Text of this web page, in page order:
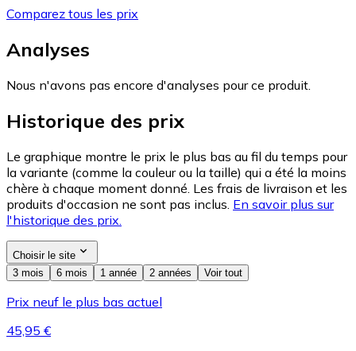
Comparez tous les prix
Analyses
Nous n'avons pas encore d'analyses pour ce produit.
Historique des prix
Le graphique montre le prix le plus bas au fil du temps pour
la variante (comme la couleur ou la taille) qui a été la moins
chère à chaque moment donné. Les frais de livraison et les
produits d'occasion ne sont pas inclus. En savoir plus sur
l'historique des prix.
Choisir le site
3 mois
6 mois 1 année 2 années Voir tout
Prix neuf le plus bas actuel
45,95 €